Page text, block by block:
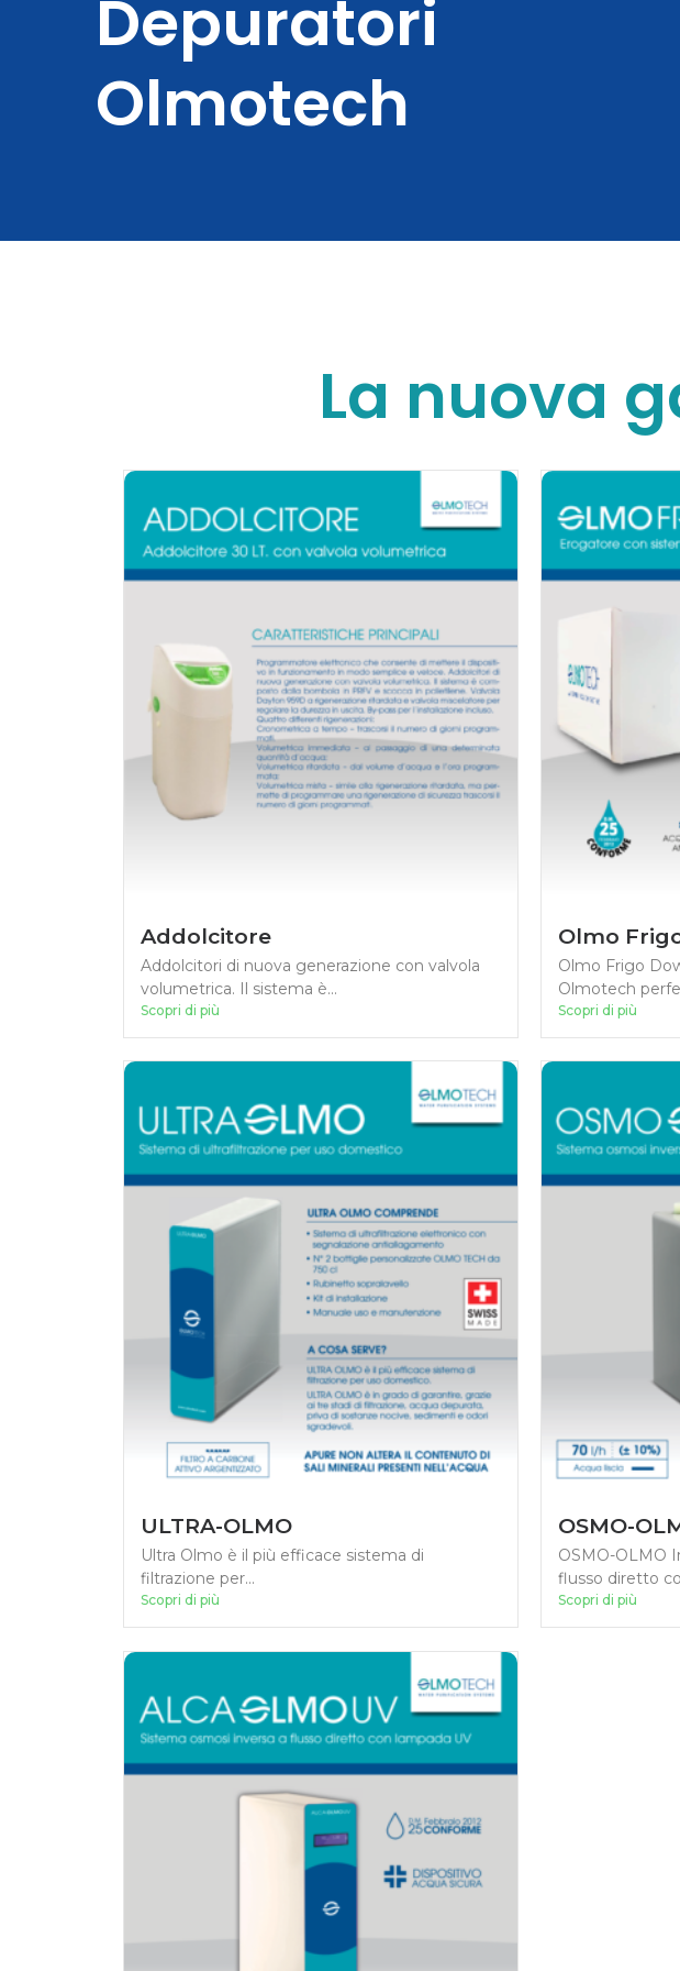
Depuratori
Olmotech
La nuova
Addolcitore
Addolcitori di nuova generazione con valvola
volumetrica. Il sistema è...
Scopri di più
Olmo
Olmo Frigo
Olmotech
Scopri di più
ULTRA-OLMO
Ultra Olmo è il più efficace sistema di
filtrazione per...
Scopri di più
OSMO-
OSMO-OLMO
flusso diretto
Scopri di più